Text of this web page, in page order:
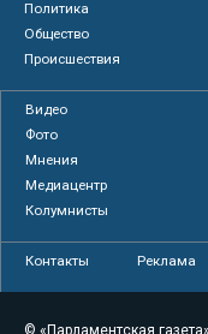
Политика
Общество
Происшествия
Видео
Фото
Мнения
Медиацентр
Колумнисты
Контакты Реклама
© «Парламентская